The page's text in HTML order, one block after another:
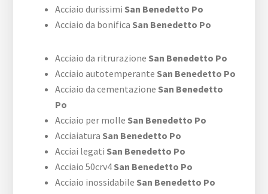
Acciaio durissimi San Benedetto Po
Acciaio da bonifica San Benedetto Po
Acciaio da ritrurazione San Benedetto Po
Acciaio autotemperante San Benedetto Po
Acciaio da cementazione San Benedetto
Po
Acciaio per molle San Benedetto Po
Acciaiatura San Benedetto Po
Acciai legati San Benedetto Po
Acciaio 50crv4 San Benedetto Po
Acciaio inossidabile San Benedetto Po